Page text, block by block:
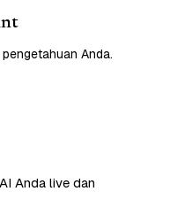
Anda.
Anda live dan